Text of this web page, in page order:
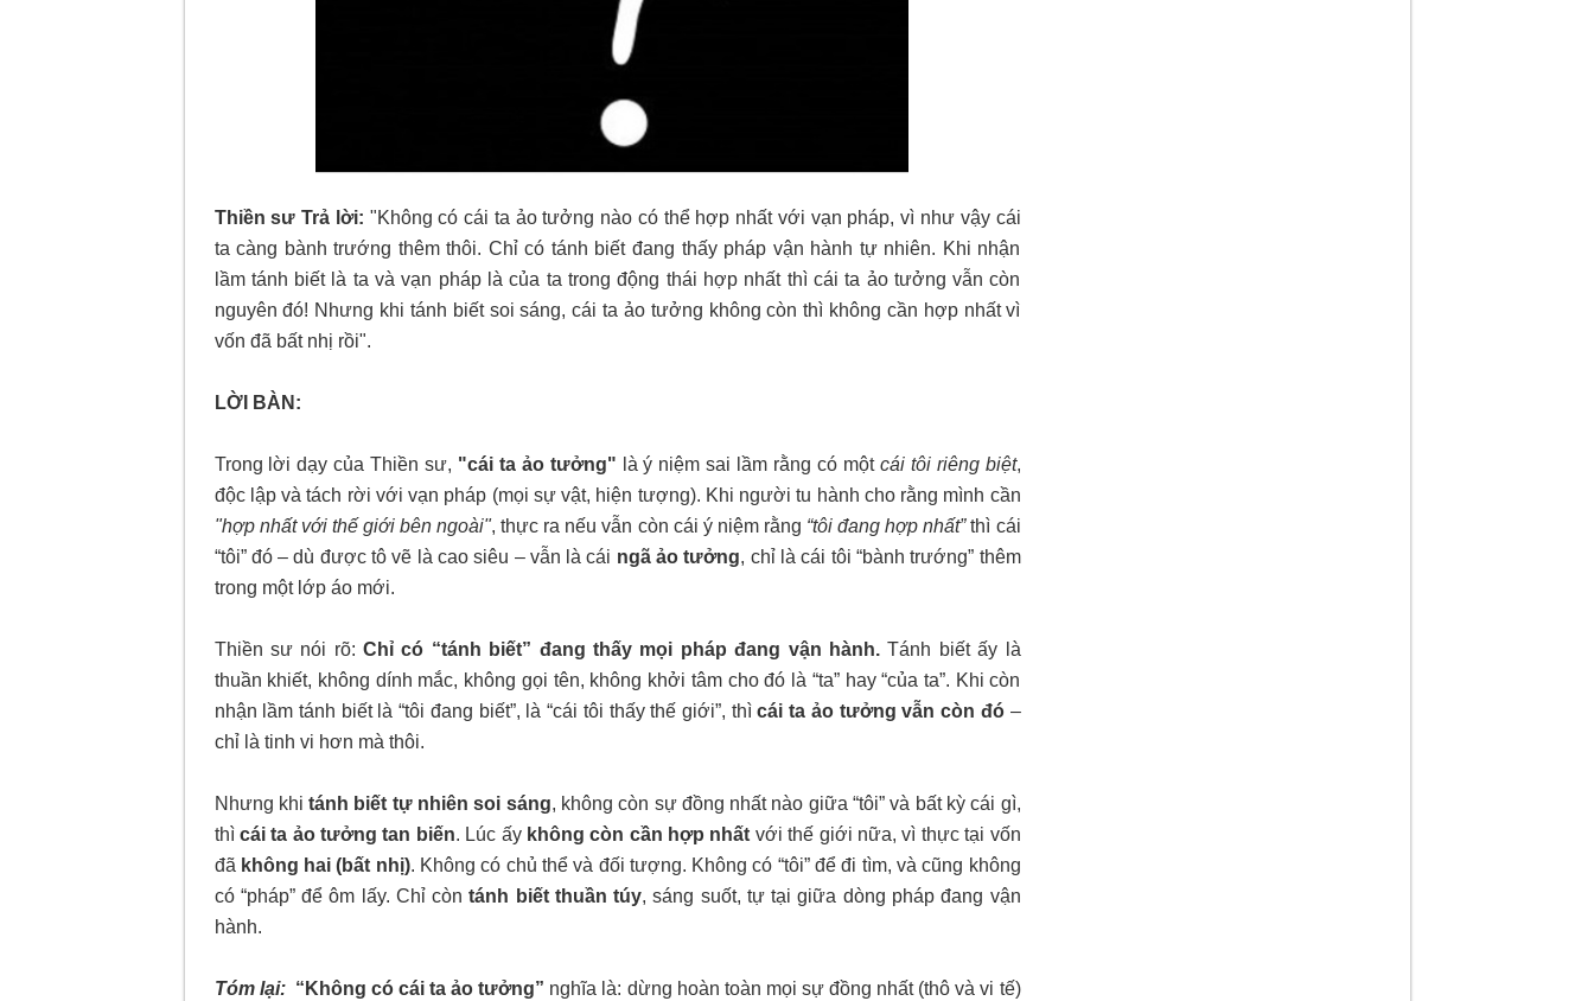
Thiền sư Trả lời: "Không có cái ta ảo tưởng nào có thể hợp nhất với vạn pháp, vì như vậy cái
ta càng bành trướng thêm thôi. Chỉ có tánh biết đang thấy pháp vận hành tự nhiên. Khi nhận
lầm tánh biết là ta và vạn pháp là của ta trong động thái hợp nhất thì cái ta ảo tưởng vẫn còn
nguyên đó! Nhưng khi tánh biết soi sáng, cái ta ảo tưởng không còn thì không cần hợp nhất vì
vốn đã bất nhị rồi".
LỜI BÀN:
Trong lời dạy của Thiền sư, "cái ta ảo tưởng" là ý niệm sai lầm rằng có một cái tôi riêng biệt,
độc lập và tách rời với vạn pháp (mọi sự vật, hiện tượng). Khi người tu hành cho rằng mình cần
"hợp nhất với thế giới bên ngoài", thực ra nếu vẫn còn cái ý niệm rằng “tôi đang hợp nhất”thì cái
“tôi” đó – dù được tô vẽ là cao siêu – vẫn là cái ngã ảo tưởng, chỉ là cái tôi “bành trướng” thêm
trong một lớp áo mới.
Thiền sư nói rõ:Chỉ có “tánh biết” đang thấy mọi pháp đang vận hành.Tánh biết ấy là
thuần khiết, không dính mắc, không gọi tên, không khởi tâm cho đó là “ta” hay “của ta”. Khi còn
nhận lầm tánh biết là “tôi đang biết”, là “cái tôi thấy thế giới”, thìcái ta ảo tưởng vẫn còn đó–
chỉ là tinh vi hơn mà thôi.
Nhưng khitánh biết tự nhiên soi sáng, không còn sự đồng nhất nào giữa “tôi” và bất kỳ cái gì,
thì cái ta ảo tưởng tan biến. Lúc ấy không còn cần hợp nhất với thế giới nữa, vì thực tại vốn
đã không hai (bất nhị). Không có chủ thể và đối tượng. Không có “tôi” để đi tìm, và cũng không
có “pháp” để ôm lấy. Chỉ còntánh biết thuần túy, sáng suốt, tự tại giữa dòng pháp đang vận
hành.
Tóm lại: “Không có cái ta ảo tưởng” nghĩa là: dừng hoàn toàn mọi sự đồng nhất (thô và vi tế)